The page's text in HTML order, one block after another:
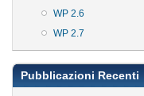
WP 2.6
WP 2.7
Pubblicazioni Recenti